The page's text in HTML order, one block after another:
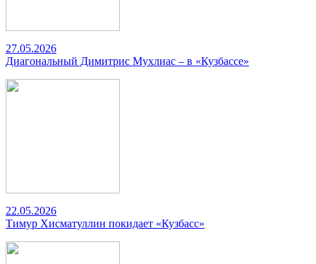
27.05.2026
Диагональный Димитрис Мухлиас – в «Кузбассе»
22.05.2026
Тимур Хисматуллин покидает «Кузбасс»